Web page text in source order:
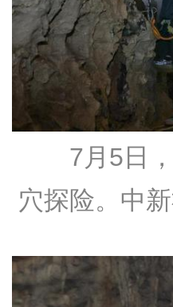
7月5日
穴探险。中